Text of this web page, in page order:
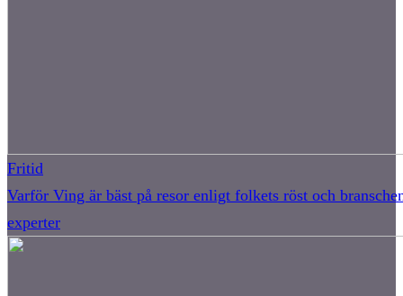
Fritid
Varför Ving är bäst på resor enligt folkets röst och
experter